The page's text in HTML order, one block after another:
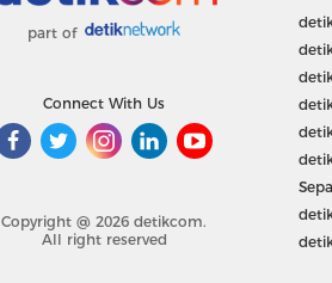
part of
Connect With Us
Copyright @ 2026 detikcom.
All right reserved